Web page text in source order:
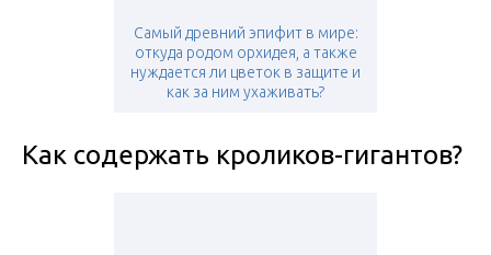
Самый древний эпифит в мире:
откуда родом орхидея, а также
нуждается ли цветок в защите и
как за ним ухаживать?
Как содержать кроликов-гигантов?